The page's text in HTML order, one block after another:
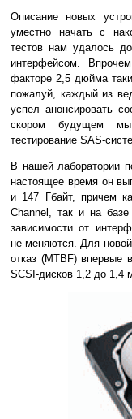
Описание новых
уместно начать с
тестов нам удалось
интерфейсом.
факторе 2,5 дюйма
пожалуй, каждый из
успел анонсировать
скором будущем мы
тестирование SAS-
В нашей лаборатории
настоящее время он
и 147 Гбайт, причем
Channel, так и на
зависимости от
не меняются. Для
отказ (MTBF) впервые
SCSI-дисков 1,2 до 1,4